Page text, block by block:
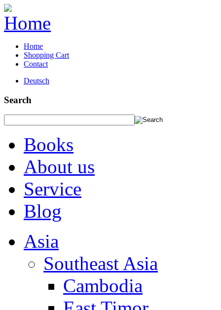
Home
Shopping Cart
Contact
Deutsch
Search
Books
About us
Service
Blog
Asia
Southeast Asia
Cambodia